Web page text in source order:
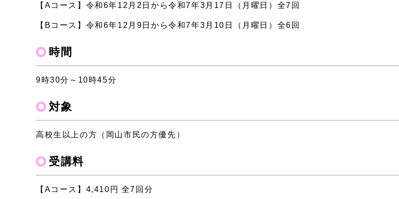
【Aコース】令和6年12月2日から令和7年3月17日（月曜日）全7回
【Bコース】令和6年12月9日から令和7年3月10日（月曜日）全6回
時間
9時30分～10時45分
対象
高校生以上の方（岡山市民の方優先）
受講料
【Aコース】4,410円 全7回分